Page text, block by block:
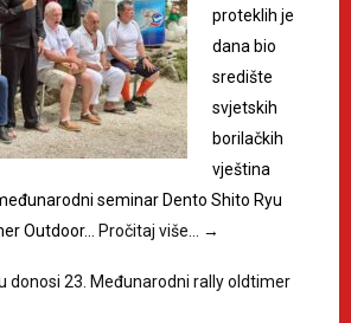
proteklih je
dana bio
središte
svjetskih
borilačkih
vještina
seminar Dento Shito Ryu
Outdoor…
Pročitaj više… →
donosi 23. Međunarodni rally oldtimer